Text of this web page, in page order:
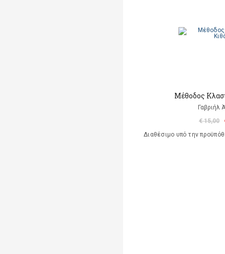
Mέθοδος
Γαβριήλ
€ 15,00
Διαθέσιμο υπό την